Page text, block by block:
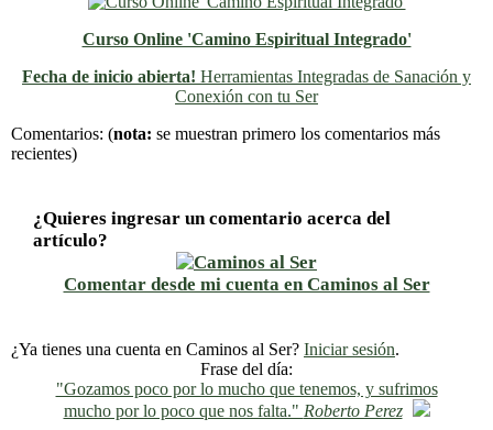
Curso Online 'Camino Espiritual Integrado'
Fecha de inicio abierta! Herramientas Integradas de Sanación y
Conexión con tu Ser
Previo
Siguiente
Comentarios: (nota: se muestran primero los comentarios más
recientes)
¿Quieres ingresar un comentario acerca del
artículo?
Comentar desde mi cuenta en Caminos al Ser
¿Ya tienes una cuenta en Caminos al Ser? Iniciar sesión.
Frase del día:
"Gozamos poco por lo mucho que tenemos, y sufrimos
mucho por lo poco que nos falta." Roberto Perez